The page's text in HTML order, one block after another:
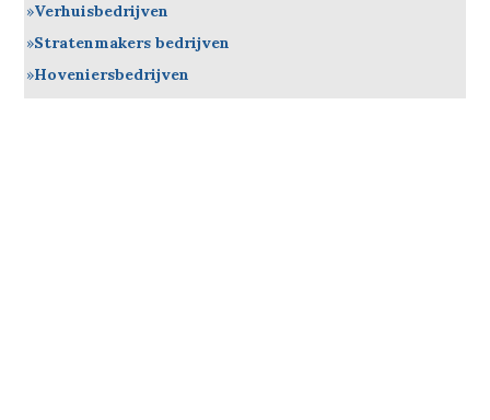
Verhuisbedrijven
Stratenmakers bedrijven
Hoveniersbedrijven